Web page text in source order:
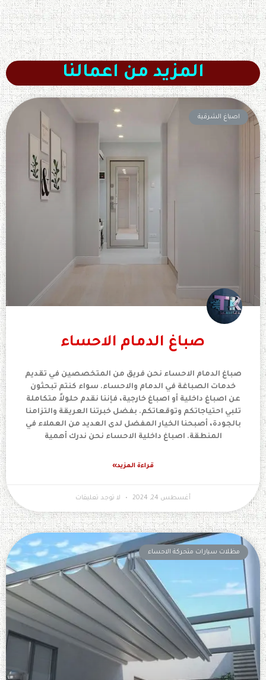
المزيد من اعمالنا
اصباغ الشرقية
صباغ الدمام الاحساء
صباغ الدمام الاحساء نحن فريق من المتخصصين في تقديم
خدمات الصباغة في الدمام والاحساء. سواء كنتم تبحثون
عن اصباغ داخلية أو اصباغ خارجية، فإننا نقدم حلولاً متكاملة
تلبي احتياجاتكم وتوقعاتكم. بفضل خبرتنا العريقة والتزامنا
بالجودة، أصبحنا الخيار المفضل لدى العديد من العملاء في
المنطقة. اصباغ داخلية الاحساء نحن ندرك أهمية
قراءة المزيد»
أغسطس 24, 2024 لا توجد تعليقات
مظلات سيارات متحركة الاحساء